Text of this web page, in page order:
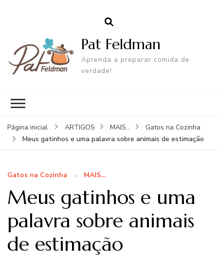
Pat Feldman
Aprenda a preparar comida de
verdade!
Página inicial ARTIGOS MAIS...
Gatos na Cozinha
Meus gatinhos e uma palavra sobre animais de estimação
Gatos na Cozinha MAIS...
Meus gatinhos e uma
palavra sobre animais
de estimação